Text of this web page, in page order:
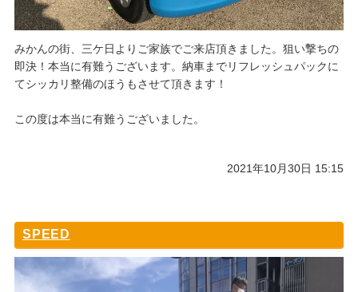
みかんの街、三ケ日よりご家族でご来店頂きました。狙い撃ちの
即決！本当に有難うございます。納車までリフレッシュパックに
てシッカリ整備のほうもさせて頂きます！
この度は本当に有難うございました。
2021年10月30日 15:15
SPEED